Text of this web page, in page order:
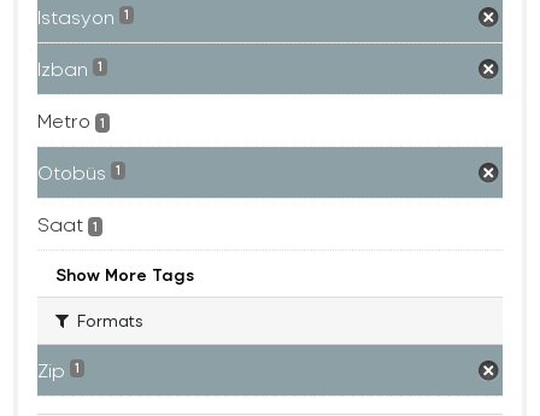
Istasyon 1
Izban 1
Metro 1
Otobüs 1
Saat 1
Show More Tags
Formats
Zip 1